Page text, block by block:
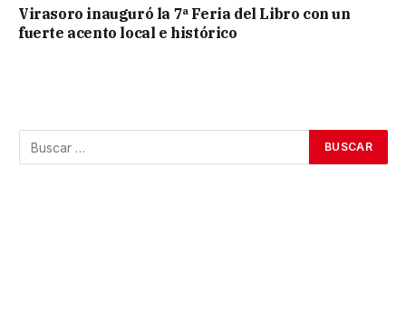
Virasoro inauguró la 7ª Feria del Libro con un
fuerte acento local e histórico